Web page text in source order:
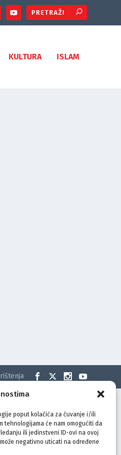
poput kolačića za čuvanje i/ili
tehnologijama će nam omogućiti da
ili jedinstveni ID-ovi na ovoj
negativno uticati na određene
KULTURA ISLAM